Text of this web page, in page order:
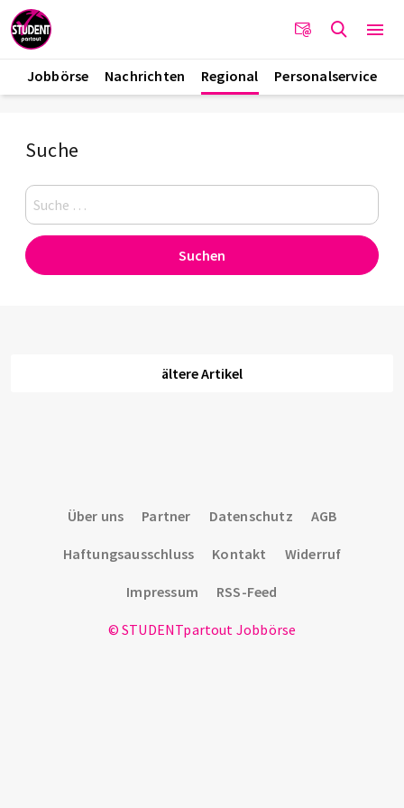
Jobbörse Nachrichten Regional Personalservice
Suche
Suchen
ältere Artikel
Über uns Partner Datenschutz AGB
Haftungsausschluss Kontakt Widerruf
Impressum RSS-Feed
© STUDENTpartout Jobbörse